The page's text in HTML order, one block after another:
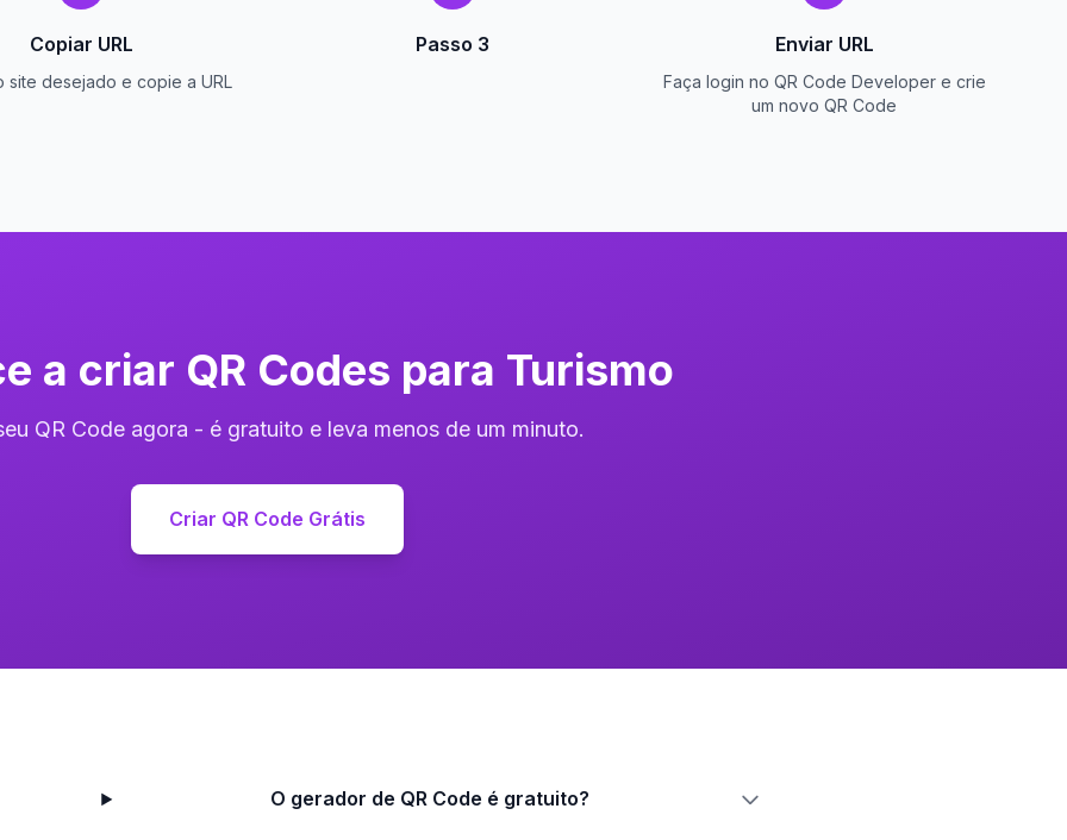
Copiar URL
site desejado e copie a URL
Passo 3 Enviar URL
Faça login no QR Code Developer e crie
um novo QR Code
a criar QR Codes para Turismo
QR Code agora - é gratuito e leva menos de um minuto.
Criar QR Code Grátis
O gerador de QR Code é gratuito?